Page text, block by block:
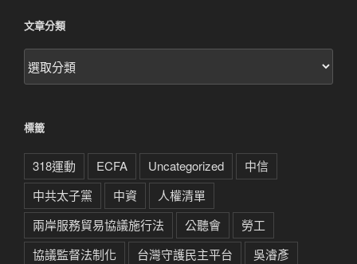
文章分類
文
章
標籤
318運動 ECFA Uncategorized
中信
中共太子黨
中資
人權清單
兩岸服務貿易協議施行法
公聽會
勞工
協議監督法制化
台灣守護民主平台
吳濬彥